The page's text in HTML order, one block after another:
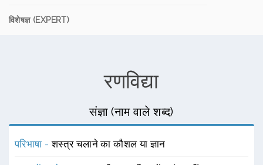
विशेषज्ञ (EXPERT)
रणविद्या
संज्ञा (नाम वाले शब्द)
परिभाषा -शस्त्र चलाने का कौशल या ज्ञान